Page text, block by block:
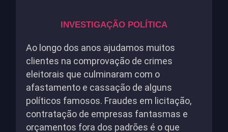
INVESTIGAÇÃO POLÍTICA
Ao longo dos anos ajudamos muitos
clientes na comprovação de crimes
eleitorais que culminaram com o
afastamento e cassação de alguns
políticos famosos. Fraudes em licitação,
contratação de empresas fantasmas e
orçamentos fora dos padrões é o que